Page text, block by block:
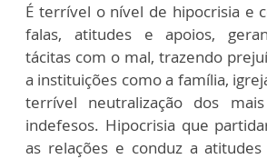
É terrível o nível de hipocrisia e
falas, atitudes e apoios,
tácitas com o mal, trazendo
a instituições como a família,
terrível neutralização dos
indefesos. Hipocrisia que
as relações e conduz a